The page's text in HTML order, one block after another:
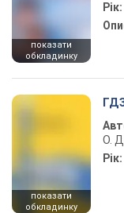
показати
обкладинку
Рік:
показати
обкладинку
О.
Рік: